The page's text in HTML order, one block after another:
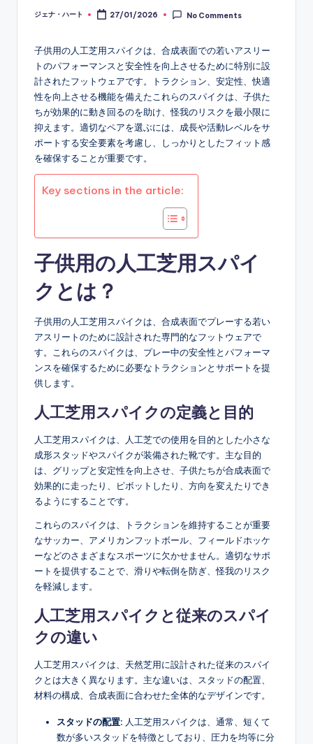
Posted
ジェナ・ハート 27/01/2026 No Comments
子供用の人工芝用スパイクは、合成表面での若いアスリー
トのパフォーマンスと安全性を向上させるために特別に設
計されたフットウェアです。トラクション、安定性、快適
性を向上させる機能を備えたこれらのスパイクは、子供た
ちが効果的に動き回るのを助け、怪我のリスクを最小限に
抑えます。適切なペアを選ぶには、成長や活動レベルをサ
ポートする安全要素を考慮し、しっかりとしたフィット感
を確保することが重要です。
Key sections in the article:
子供用の人工芝用スパイ
クとは？
子供用の人工芝用スパイクは、合成表面でプレーする若い
アスリートのために設計された専門的なフットウェアで
す。これらのスパイクは、プレー中の安全性とパフォーマ
ンスを確保するために必要なトラクションとサポートを提
供します。
人工芝用スパイクの定義と目的
人工芝用スパイクは、人工芝での使用を目的とした小さな
成形スタッドやスパイクが装備された靴です。主な目的
は、グリップと安定性を向上させ、子供たちが合成表面で
効果的に走ったり、ピボットしたり、方向を変えたりでき
るようにすることです。
これらのスパイクは、トラクションを維持することが重要
なサッカー、アメリカンフットボール、フィールドホッケ
ーなどのさまざまなスポーツに欠かせません。適切なサポ
ートを提供することで、滑りや転倒を防ぎ、怪我のリスク
を軽減します。
人工芝用スパイクと従来のスパイ
クの違い
人工芝用スパイクは、天然芝用に設計された従来のスパイ
クとは大きく異なります。主な違いは、スタッドの配置、
材料の構成、合成表面に合わせた全体的なデザインです。
スタッドの配置: 人工芝用スパイクは、通常、短くて
数が多いスタッドを特徴としており、圧力を均等に分